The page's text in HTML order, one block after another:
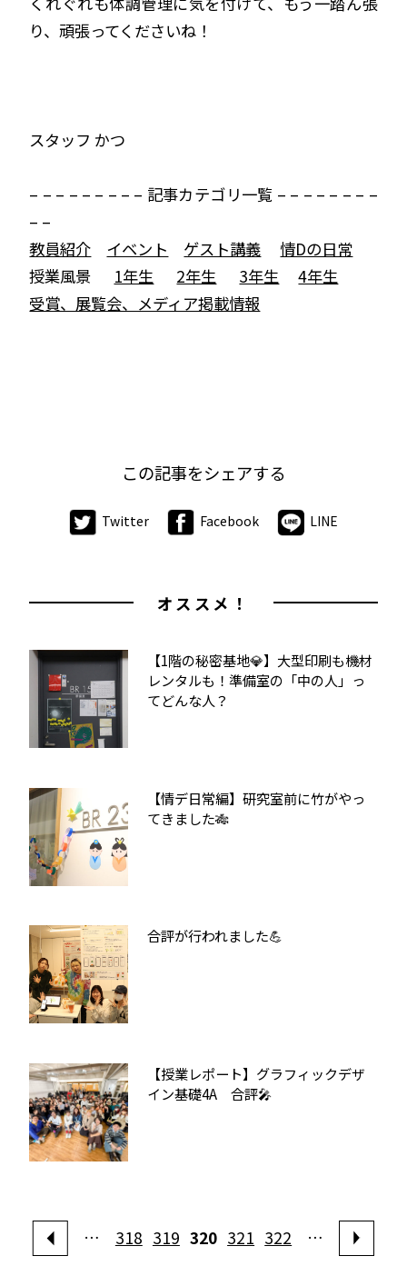
り、頑張ってくださいね！
スタッフ かつ
– – – – – – – – – 記事カテゴリ一覧 – – – – – – – –
– –
教員紹介
イベント ゲスト講義
情Dの日常
授業風景 1年生 2年生 3年生
4年生
受賞、展覧会、メディア掲載情報
この記事をシェアする
Twitter Facebook LINE
オススメ！
【1階の秘密基地💎】大型印刷も機材
レンタルも！準備室の「中の人」っ
てどんな人？
【情デ日常編】研究室前に竹がやっ
てきました🎋
合評が行われました💪
【授業レポート】グラフィックデザ
イン基礎4A 合評🎤
… 318 319 320 321 322 …